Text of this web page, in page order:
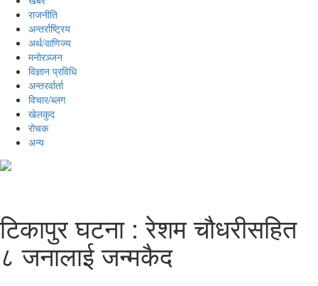
राजनीति
अन्तर्राष्ट्रिय
अर्थ/वाणिज्य
मनाेरञ्जन
विज्ञान प्रविधि
अन्तरर्वार्ता
विचार/ब्लग
खेलकुद
रोचक
अन्य
टिकापुर घटना : रेशम चौधरीसहित
८ जनालाई जन्मकैद